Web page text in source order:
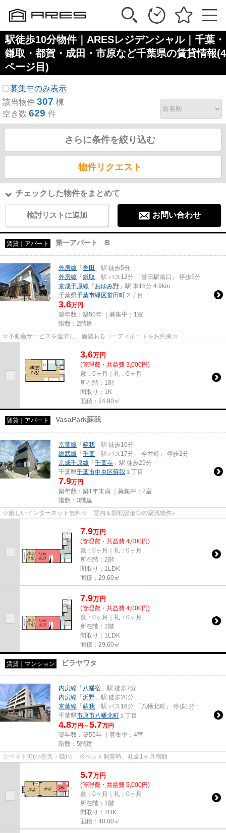
駅徒歩10分物件｜ARESレジデンシャル｜千葉・
鎌取・都賀・成田・市原など千葉県の賃貸情報(4
ページ目)
募集中のみ表示
該当物件 307 棟
空き数 629 件
さらに条件を絞り込む
物件リクエスト
チェックした物件をまとめて
検討リストに追加 お問い合わせ
賃貸｜アパート 第一アパート B
外房線 「 誉田 」駅 徒歩5分
外房線 「 鎌取 」駅 バス12分 「誉田駅南口」 停歩5分
京成千原線 「 おゆみ野 」駅 車15分 4.9km
千葉県千葉市緑区誉田町 ２丁目
3.6万円
築年数：築50年 ｜募集中： 1室
階数：2階建
☆不動産サービスを追求し、価値あるコーディネートをお約束☆
3.6万円
(管理費・共益費 3,000円)
敷：0ヶ月｜礼：0ヶ月
所在階：1階
間取り：1K
面積：24.80㎡
賃貸｜アパート VasaPark蘇我
京葉線 「 蘇我 」駅 徒歩10分
総武線 「 千葉 」駅 バス17分 「今井町」 停歩2分
京成千原線 「 千葉寺 」駅 徒歩29分
千葉県千葉市中央区蘇我 １丁目
7.9万円
築年数：築1年未満 ｜募集中： 2室
階数：3階建
☆嬉しいインターネット無料☆ 室内＆防犯設備◎の築浅物件♪
7.9万円
(管理費・共益費 4,000円)
敷：0ヶ月｜礼：0ヶ月
所在階：2階
間取り：1LDK
面積：29.60㎡
7.9万円
(管理費・共益費 4,000円)
敷：0ヶ月｜礼：0ヶ月
所在階：2階
間取り：1LDK
面積：29.60㎡
賃貸｜マンション ビラヤワタ
内房線 「 八幡宿 」駅 徒歩7分
内房線 「 浜野 」駅 徒歩20分
京葉線 「 蘇我 」駅 バス16分 「八幡北町」 停歩1分
千葉県市原市八幡北町 １丁目
4.8万円～5.7万円
築年数：築55年 ｜募集中： 4室
階数：5階建
☆ペット可(小型犬・猫)☆ ※ペット飼育時、礼金1ヶ月増額
5.7万円
(管理費・共益費 5,000円)
敷：0ヶ月｜礼：0ヶ月
所在階：1階
間取り：2DK
面積：48.00㎡